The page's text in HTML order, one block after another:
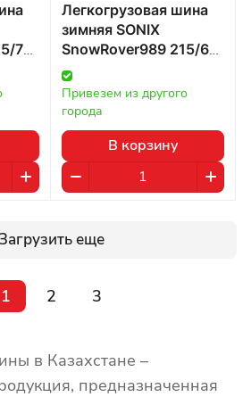
70
Легкогрузовая шина
зимняя SONIX
SnowRover989 215/65
R15 104/102R в
Казахстане
Привезем из другого
города
В корзину
еще
1 2 3
в Казахстане –
предназначенная